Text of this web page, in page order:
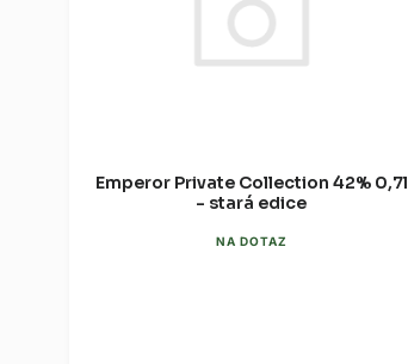
Emperor Private Collection 42% 0,7l
- stará edice
NA DOTAZ